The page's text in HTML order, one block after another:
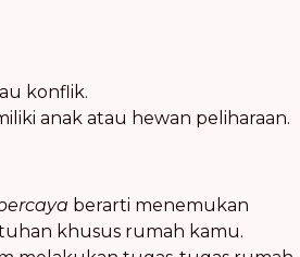
konflik.
anak atau hewan peliharaan.
berarti menemukan
khusus rumah kamu.